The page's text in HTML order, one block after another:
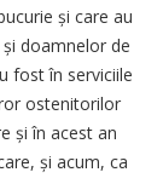
și care au
doamnelor de
fost în serviciile
ostenitorilor
și în acest an
și acum, ca